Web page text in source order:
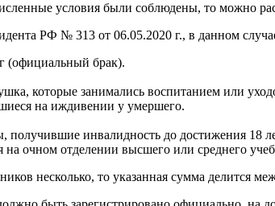
условия были соблюдены, то можно
РФ № 313 от 06.05.2020 г., в данном
(официальный брак).
которые занимались воспитанием или
на иждивении у умершего.
получившие инвалидность до достижения 18
на очном отделении высшего или среднего
несколько, то указанная сумма делится